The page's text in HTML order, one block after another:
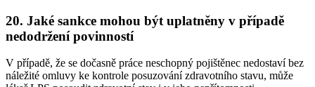
20. Jaké sankce mohou být uplatněny v případě
nedodržení povinností
V případě, že se dočasně práce neschopný pojištěnec nedostaví bez
náležité omluvy ke kontrole posuzování zdravotního stavu, může